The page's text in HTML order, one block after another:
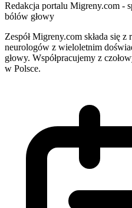
Redakcja portalu Migreny.com -
bólów głowy
Zespół Migreny.com składa się
neurologów z wieloletnim
głowy. Współpracujemy z
w Polsce.